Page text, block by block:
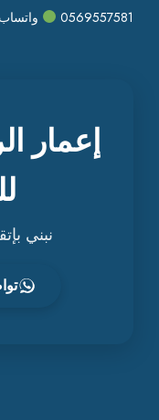
0569557581
واتساب
إعمار
نبني